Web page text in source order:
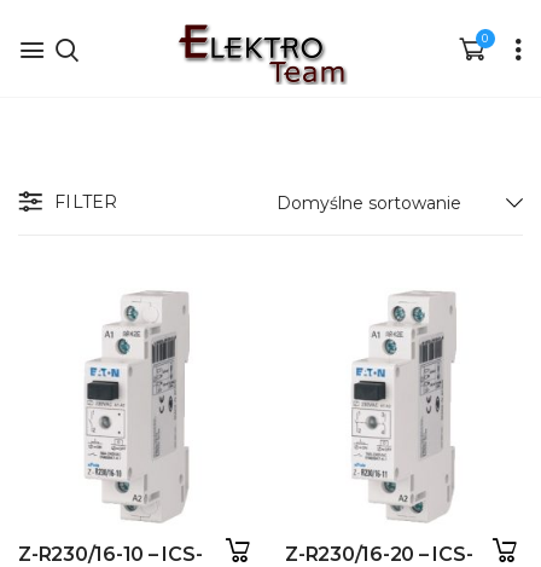
0
FILTER
Z-R230/16-10 – ICS-
Z-R230/16-20 – ICS-